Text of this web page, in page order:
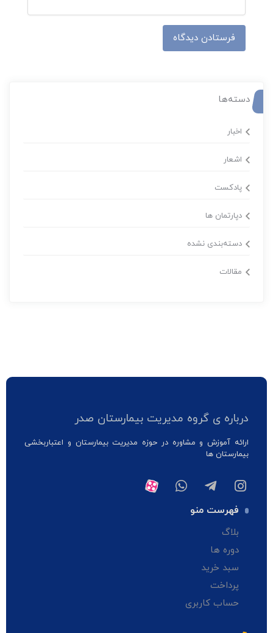
دسته‌ها
اخبار
اشعار
پادکست
دپارتمان ها
دسته‌بندی نشده
مقالات
درباره ی گروه مدیریت بیمارستان صدر
ارائه آموزش و مشاوره در حوزه مدیریت بیمارستان و اعتباربخشی
بیمارستان ها
فهرست منو
بلاگ
دوره ها
سبد خرید
پرداخت
حساب کاربری